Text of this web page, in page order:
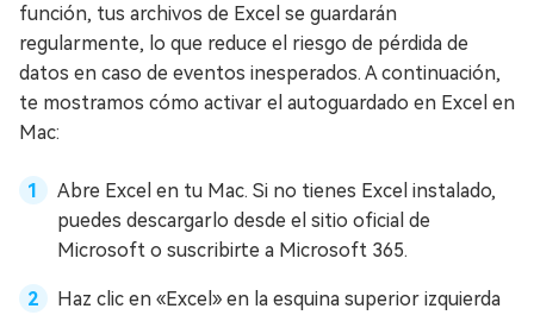
función, tus archivos de Excel se guardarán
regularmente, lo que reduce el riesgo de pérdida de
datos en caso de eventos inesperados. A continuación,
te mostramos cómo activar el autoguardado en Excel en
Mac:
Abre Excel en tu Mac. Si no tienes Excel instalado,
puedes descargarlo desde el sitio oficial de
Microsoft o suscribirte a Microsoft 365.
Haz clic en «Excel» en la esquina superior izquierda